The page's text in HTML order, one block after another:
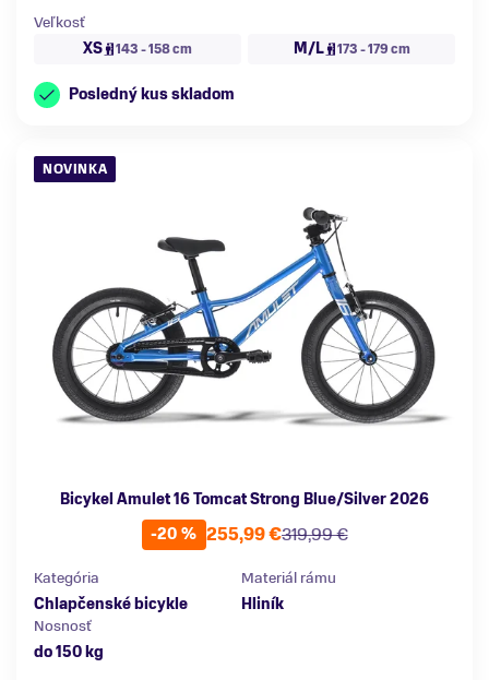
Veľkosť
XS
143 - 158 cm M/L 173 - 179 cm
Posledný kus skladom
NOVINKA
Bicykel Amulet 16 Tomcat Strong Blue/Silver 2026
-20 %
319,99 €
255,99 €
Kategória
Chlapčenské bicykle
Materiál rámu
Hliník
Nosnosť
do 150 kg